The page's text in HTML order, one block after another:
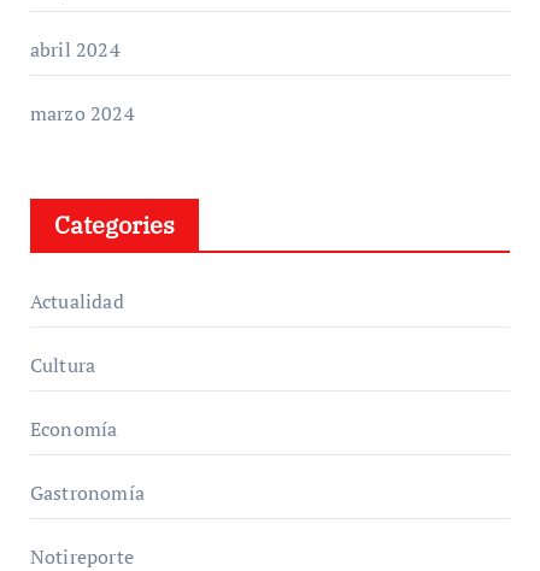
abril 2024
marzo 2024
Categories
Actualidad
Cultura
Economía
Gastronomía
Notireporte